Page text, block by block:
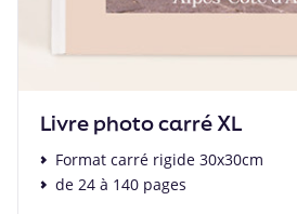
Livre photo carré XL
Format carré rigide 30x30cm
de 24 à 140 pages